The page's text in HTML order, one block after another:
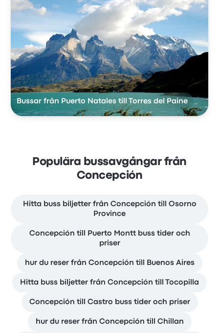
Bussar från Puerto Natales till Torres del Paine
Populära bussavgångar från
Concepción
Hitta buss biljetter från Concepción till Osorno
Province
Concepción till Puerto Montt buss tider och
priser
hur du reser från Concepción till Buenos Aires
Hitta buss biljetter från Concepción till Tocopilla
Concepción till Castro buss tider och priser
hur du reser från Concepción till Chillan